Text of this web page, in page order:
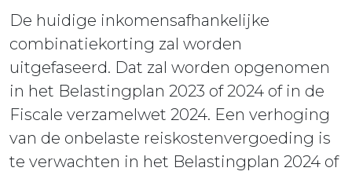
De huidige inkomensafhankelijke
combinatiekorting zal worden
uitgefaseerd. Dat zal worden opgenomen
in het Belastingplan 2023 of 2024 of in de
Fiscale verzamelwet 2024. Een verhoging
van de onbelaste reiskostenvergoeding is
te verwachten in het Belastingplan 2024 of